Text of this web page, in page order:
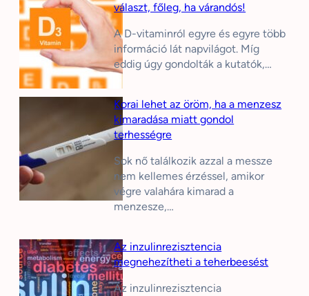
választ, főleg, ha várandós!
A D-vitaminról egyre és egyre több
információ lát napvilágot. Míg
eddig úgy gondolták a kutatók,…
Korai lehet az öröm, ha a menzesz
kimaradása miatt gondol
terhességre
Sok nő találkozik azzal a messze
nem kellemes érzéssel, amikor
végre valahára kimarad a
menzesze,…
Az inzulinrezisztencia
megnehezítheti a teherbeesést
Az inzulinrezisztencia